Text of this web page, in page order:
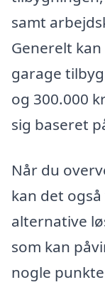
samt
Generelt
garage
og 300.000
sig baseret
Når du
kan det
alternative
som kan
nogle